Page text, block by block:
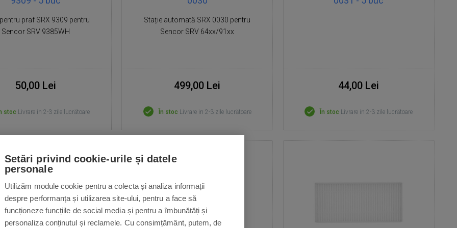
praf SRX 9309 pentru
Sencor SRV 9385WH
50,00 Lei
stoc Livrare in 2-3 zile lucrătoare
Stație automată SRX 0030 pentru
Sencor SRV 64xx/91xx
499,00 Lei
În stoc Livrare in 2-3 zile lucrătoare
44,00 Lei
În stoc Livrare in 2-3 zile lucrătoare
Setări privind cookie-urile și datele
personale
Utilizăm module cookie pentru a colecta și analiza informații
despre performanța și utilizarea site-ului, pentru a face să
funcționeze funcțiile de social media și pentru a îmbunătăți și
personaliza conținutul și reclamele. Cu consimțământ, putem, de